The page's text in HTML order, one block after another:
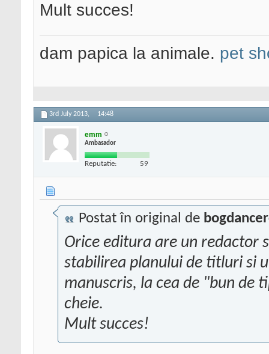
Mult succes!
dam papica la animale. pet
3rd July 2013, 14:48
emm
Ambasador
Reputatie: 59
Postat în original de
Orice editura are un redactor
stabilirea planului de titluri si
manuscris, la cea de "bun de
cheie.
Mult succes!